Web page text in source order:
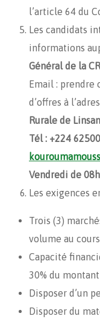
l’article 64 du
Les candidats
informations
Général de la
Email : prendre
d’offres à
Rurale de
Tél : +224
Vendredi de
Les exigences
Trois (3)
volume au
Capacité
30% du
Disposer d’un
Disposer du